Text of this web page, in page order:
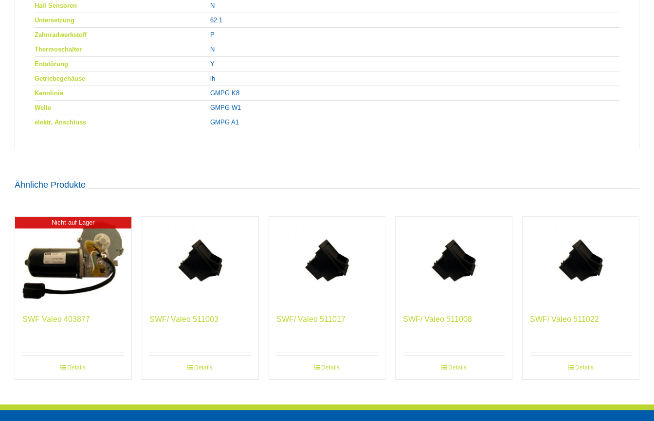
Hall Sensoren
N
Untersetzung
62:1
Zahnradwerkstoff
P
Thermoschalter
N
Entstörung
Y
Getriebegehäuse
lh
Kennlinie
GMPG K8
Welle
GMPG W1
elektr. Anschluss
GMPG A1
Ähnliche Produkte
Nicht auf Lager
SWF Valeo 403877
Details
SWF/ Valeo 511003
Details
SWF/ Valeo 511017
Details
SWF/ Valeo 511008
Details
SWF/ Valeo 511022
Details